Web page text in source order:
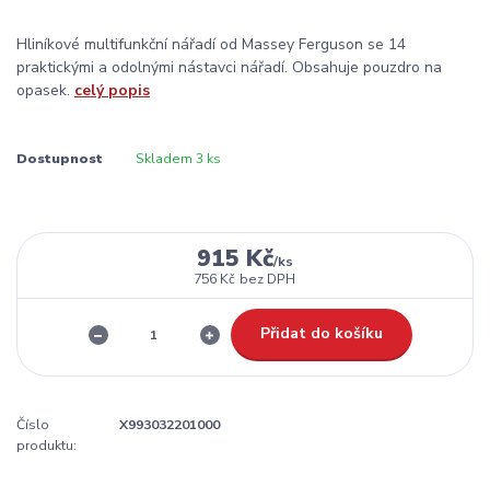
Hliníkové multifunkční nářadí od Massey Ferguson se 14
praktickými a odolnými nástavci nářadí. Obsahuje pouzdro na
opasek. celý popis
Dostupnost Skladem 3 ks
915 Kč/ks
756 Kč bez DPH
Přidat do košíku
Číslo
produktu:
X993032201000